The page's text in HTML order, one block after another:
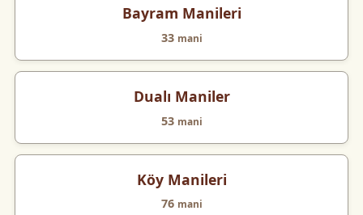
Bayram Manileri
33 mani
Dualı Maniler
53 mani
Köy Manileri
76 mani